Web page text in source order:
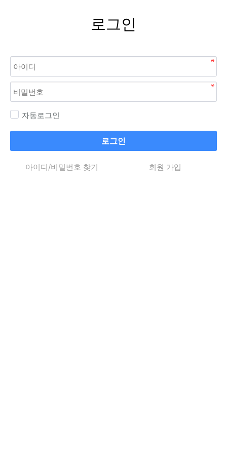
로그인
자동로그인
로그인
아이디/비밀번호 찾기 회원 가입